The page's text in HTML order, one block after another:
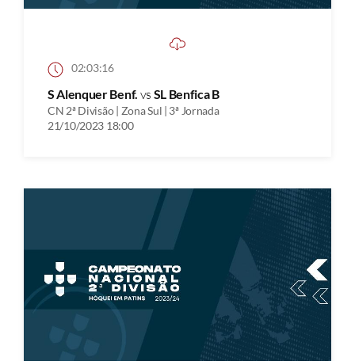
02:03:16
S Alenquer Benf. vs SL Benfica B
CN 2ª Divisão | Zona Sul | 3ª Jornada
21/10/2023 18:00